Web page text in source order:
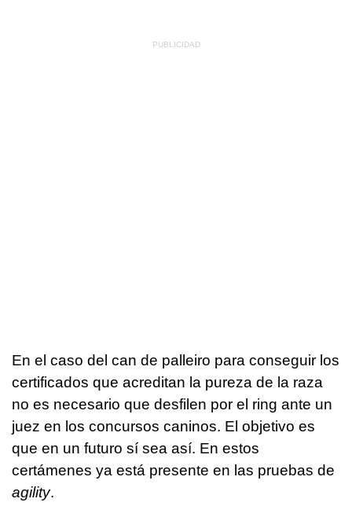
En el caso del can de palleiro para conseguir los
certificados que acreditan la pureza de la raza
no es necesario que desfilen por el ring ante un
juez en los concursos caninos. El objetivo es
que en un futuro sí sea así. En estos
certámenes ya está presente en las pruebas de
agility.